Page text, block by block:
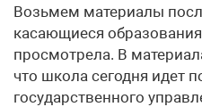
Возьмем материалы
касающиеся
просмотрела. В
что школа сегодня идет
государственного